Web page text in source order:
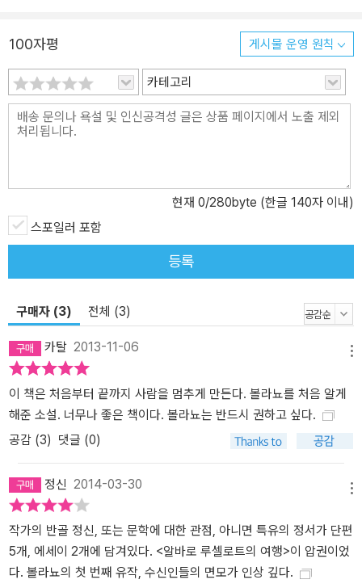
과 대중의 관계를 고찰한 카프카의 「여가수 요제피네 혹은 쥐 족속」과
연결되는 작품으로, 여기서 볼라뇨는 페페 엘 티라라는 경찰 쥐를 여
가수 요제피네의 조카로 설정한다. 탐정 소설에 기초한 이 단편에서
주인공 경찰 쥐는 <동족을 죽이지 않는> 쥐들의 사회에서 예외적으
로 발생한 살해 사건의 범인을 추적한다. 볼라뇨가 『먼 별』, 『부적』,
일상화를 그려 낸 이 작품 또한 그와 맥을 같이하고 있다. 「알바로 루
셀로트의 여행」은 예술의 표절을 다룬 작품이다. 아르헨티나에 사는
알바로 루셀로트는 파리에 사는 영화감독 모리니가 자신의 작품을 반
복적으로 표절하고 있음을 알게 된다. 그러나 루셀로트는 그에 대해
죄자이지만 자기 작품에 대한 <최고의 독자>라는 모순적 감정에 휩
싸여 마침내 그를 찾아 나선다. 『야만스러운 탐정들』에서 내장 사실
주의자들이 자신들의 문학적 모형을 살해하듯이, 혹은 「참을 수 없는
가우초」의 패러디를 정당화하듯이, 이 단편에서 볼라뇨는 예술의 원
형과 작품에 대한 예술가의 권위를 파괴한다. <천명>과 <우연>으로
나뉘는 「두 편의 가톨릭 이야기」는 성직자가 되려는 소년과 어느 살인
자의 기막힌 조우를 그린 작품이다. <천명>의 소년은 겨울밤 눈 위를
신의 메시지>, 즉 천명으로 받아들인다. 반면에 <우연>의 살인자는
과거의 여인을 찾아갔다가 맞닥뜨린 수도사와 벌거벗은 어린아이를
살해하고 탈주한다. 수도사의 흔적에서 천명을 느낀 소년과 수도복을
입은 살인자, 두 인물의 조우로 볼라뇨는 천상과 지하, 성스러움과 미
천함, 선과 악의 아이러니를 그려 낸다. 두 에세이 「문학+병=병」과
「크툴루의 신화」는 문학에 대한 볼라뇨의 비전을 담고 있다. 먼저, 「문
100자평 게시물 운영 원칙
카테고리
현재 0/280byte (한글 140자 이내)
스포일러 포함
등록
구매자 (3) 전체 (3)
카탈 2013-11-06
이 책은 처음부터 끝까지 사람을 멈추게 만든다. 볼라뇨를 처음 알게
해준 소설. 너무나 좋은 책이다. 볼라뇨는 반드시 권하고 싶다.
공감 (3) 댓글 (0)
정신 2014-03-30
작가의 반골 정신, 또는 문학에 대한 관점, 아니면 특유의 정서가 단편
5개, 에세이 2개에 담겨있다. <알바로 루셀로트의 여행>이 압권이었
다. 볼라뇨의 첫 번째 유작, 수신인들의 면모가 인상 깊다.